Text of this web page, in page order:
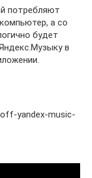
потребляют
а со
будет
в
yandex-music-